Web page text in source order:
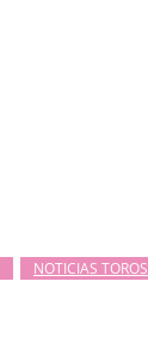
NOTICIAS TOROS